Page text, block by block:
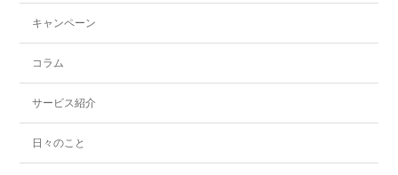
キャンペーン
コラム
サービス紹介
日々のこと